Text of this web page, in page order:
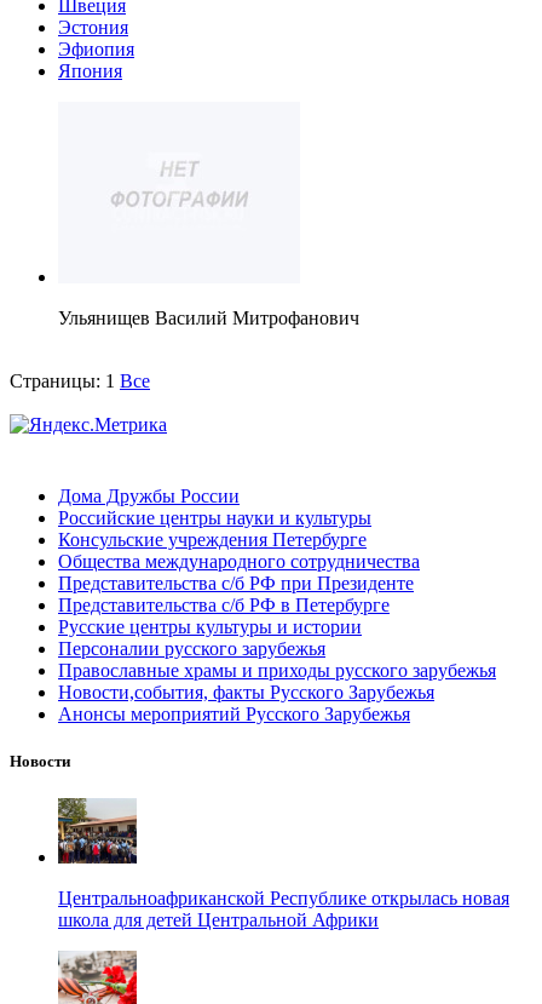
Швеция
Эстония
Эфиопия
Япония
Ульянищев Василий Митрофанович
Страницы: 1 Все
Дома Дружбы России
Российские центры науки и культуры
Консульские учреждения Петербурге
Общества международного сотрудничества
Представительства с/б РФ при Президенте
Представительства с/б РФ в Петербурге
Русские центры культуры и истории
Персоналии русского зарубежья
Православные храмы и приходы русского зарубежья
Новости,события, факты Русского Зарубежья
Анонсы мероприятий Русского Зарубежья
Новости
Центральноафриканской Республике открылась новая
школа для детей Центральной Африки